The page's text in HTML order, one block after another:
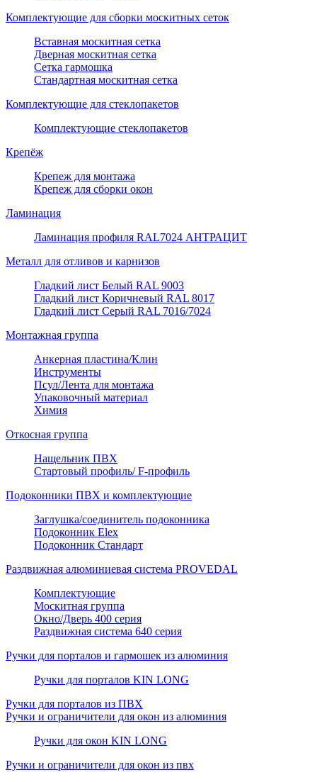
Комплектующие для сборки москитных сеток
Вставная москитная сетка
Дверная москитная сетка
Сетка гармошка
Стандартная москитная сетка
Комплектующие для стеклопакетов
Комплектующие стеклопакетов
Крепёж
Крепеж для монтажа
Крепеж для сборки окон
Ламинация
Ламинация профиля RAL7024 АНТРАЦИТ
Металл для отливов и карнизов
Гладкий лист Белый RAL 9003
Гладкий лист Коричневый RAL 8017
Гладкий лист Серый RAL 7016/7024
Монтажная группа
Анкерная пластина/Клин
Инструменты
Псул/Лента для монтажа
Упаковочный материал
Химия
Откосная группа
Нащельник ПВХ
Стартовый профиль/ F-профиль
Подоконники ПВХ и комплектующие
Заглушка/соединитель подоконника
Подоконник Elex
Подоконник Стандарт
Раздвижная алюминиевая система PROVEDAL
Комплектующие
Москитная группа
Окно/Дверь 400 серия
Раздвижная система 640 серия
Ручки для порталов и гармошек из алюминия
Ручки для порталов KIN LONG
Ручки для порталов из ПВХ
Ручки и ограничители для окон из алюминия
Ручки для окон KIN LONG
Ручки и ограничители для окон из пвх